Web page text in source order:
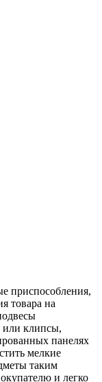
приспособления,
товара на
или клипсы,
панелях
мелкие
таким
и легко